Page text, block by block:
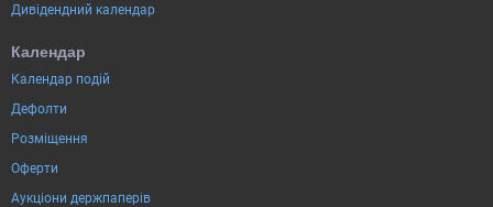
Дивідендний календар
Календар
Календар подій
Дефолти
Розміщення
Оферти
Аукціони держпаперів